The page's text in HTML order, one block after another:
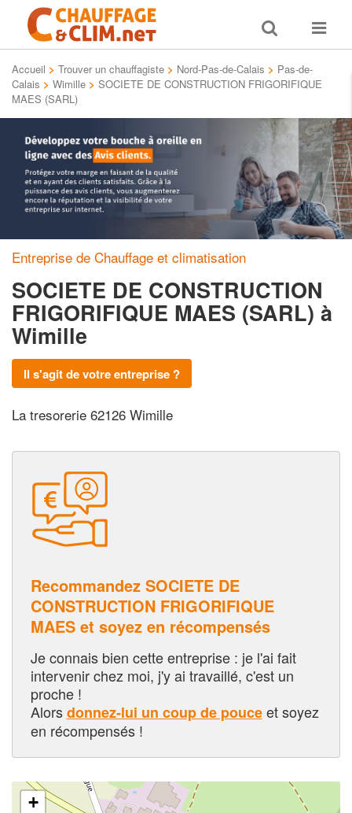
Toggle
search
Toggle
Accueil > Trouver un chauffagiste > Nord-Pas-de-Calais > Pas-de-
Calais > Wimille > SOCIETE DE CONSTRUCTION FRIGORIFIQUE
MAES (SARL)
Entreprise de Chauffage et climatisation
SOCIETE DE CONSTRUCTION
FRIGORIFIQUE MAES (SARL) à
Wimille
Il s'agit de votre entreprise ?
La tresorerie 62126 Wimille
Recommandez SOCIETE DE
CONSTRUCTION FRIGORIFIQUE
MAES et soyez en récompensés
Je connais bien cette entreprise : je l'ai fait
intervenir chez moi, j'y ai travaillé, c'est un
proche !
Alorsdonnez-lui un coup de pouceet soyez
en récompensés !
+